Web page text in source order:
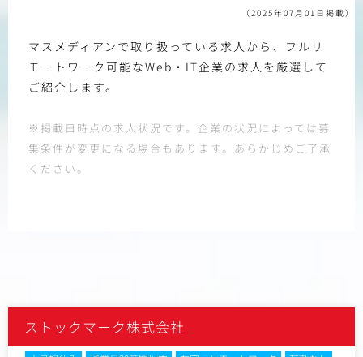
（2025年07月01日掲載）
マスメディアンで取り扱っている求人から、フルリ
モートワーク可能なWeb・IT企業の求人を厳選して
ご紹介します。
※掲載日時点の求人状況です。企業の状況によっては募
集条件が変更になる場合もあります。あらかじめご了承
ください。
ストックマーク株式会社